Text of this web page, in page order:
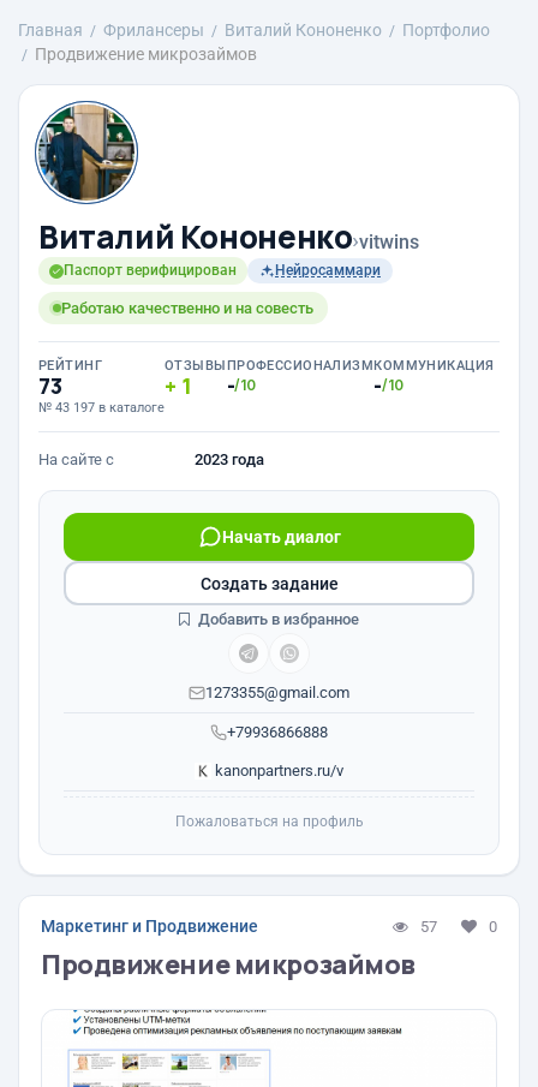
Главная Фрилансеры Виталий Кононенко
Портфолио
Продвижение микрозаймов
Виталий Кононенко›vitwins
Паспорт верифицирован Нейросаммари
Работаю качественно и на совесть
РЕЙТИНГ
73
№ 43 197 в каталоге
ОТЗЫВЫ
1
ПРОФЕССИОНАЛИЗМ
-/10
КОММУНИКАЦИЯ
-/10
На сайте с 2023 года
+79936866888
Начать диалог
1273355@gmail.com
kanonpartners.ru/v
Создать задание
Добавить в избранное
Пожаловаться на профиль
Маркетинг и Продвижение 57 0
Продвижение микрозаймов